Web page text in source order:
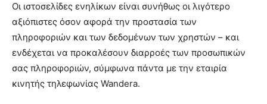
Οι ιστοσελίδες ενηλίκων είναι συνήθως οι λιγότερο
αξιόπιστες όσον αφορά την προστασία των
πληροφοριών και των δεδομένων των χρηστών – και
ενδέχεται να προκαλέσουν διαρροές των προσωπικών
σας πληροφοριών, σύμφωνα πάντα με την εταιρία
κινητής τηλεφωνίας Wandera.